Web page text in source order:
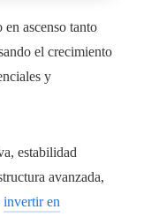
ascenso tanto
el crecimiento
y
estabilidad
avanzada,
invertir en